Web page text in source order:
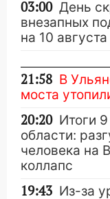
03:00 День
внезапных
на 10 августа
21:58 В
моста
20:20 Итоги
области:
человека на
коллапс
19:43 Из-за